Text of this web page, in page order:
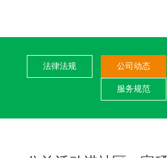
法律法规 公司动态
服务规范